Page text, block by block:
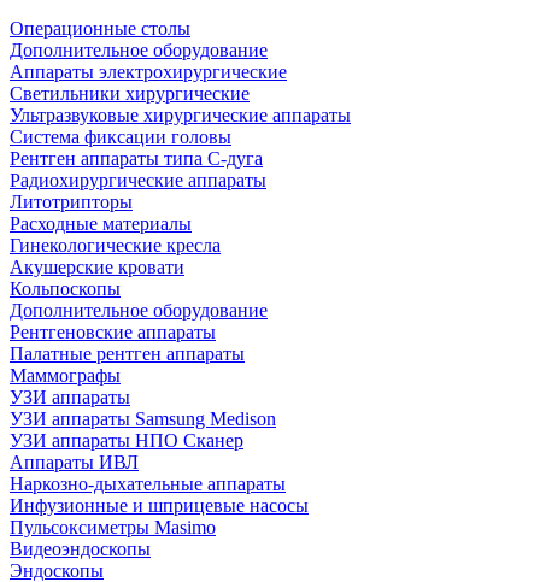
Операционные столы
Дополнительное оборудование
Аппараты электрохирургические
Светильники хирургические
Ультразвуковые хирургические аппараты
Система фиксации головы
Рентген аппараты типа С-дуга
Радиохирургические аппараты
Литотрипторы
Расходные материалы
Гинекологические кресла
Акушерские кровати
Кольпоскопы
Дополнительное оборудование
Рентгеновские аппараты
Палатные рентген аппараты
Маммографы
УЗИ аппараты
УЗИ аппараты Samsung Medison
УЗИ аппараты НПО Сканер
Аппараты ИВЛ
Наркозно-дыхательные аппараты
Инфузионные и шприцевые насосы
Пульсоксиметры Masimo
Видеоэндоскопы
Эндоскопы